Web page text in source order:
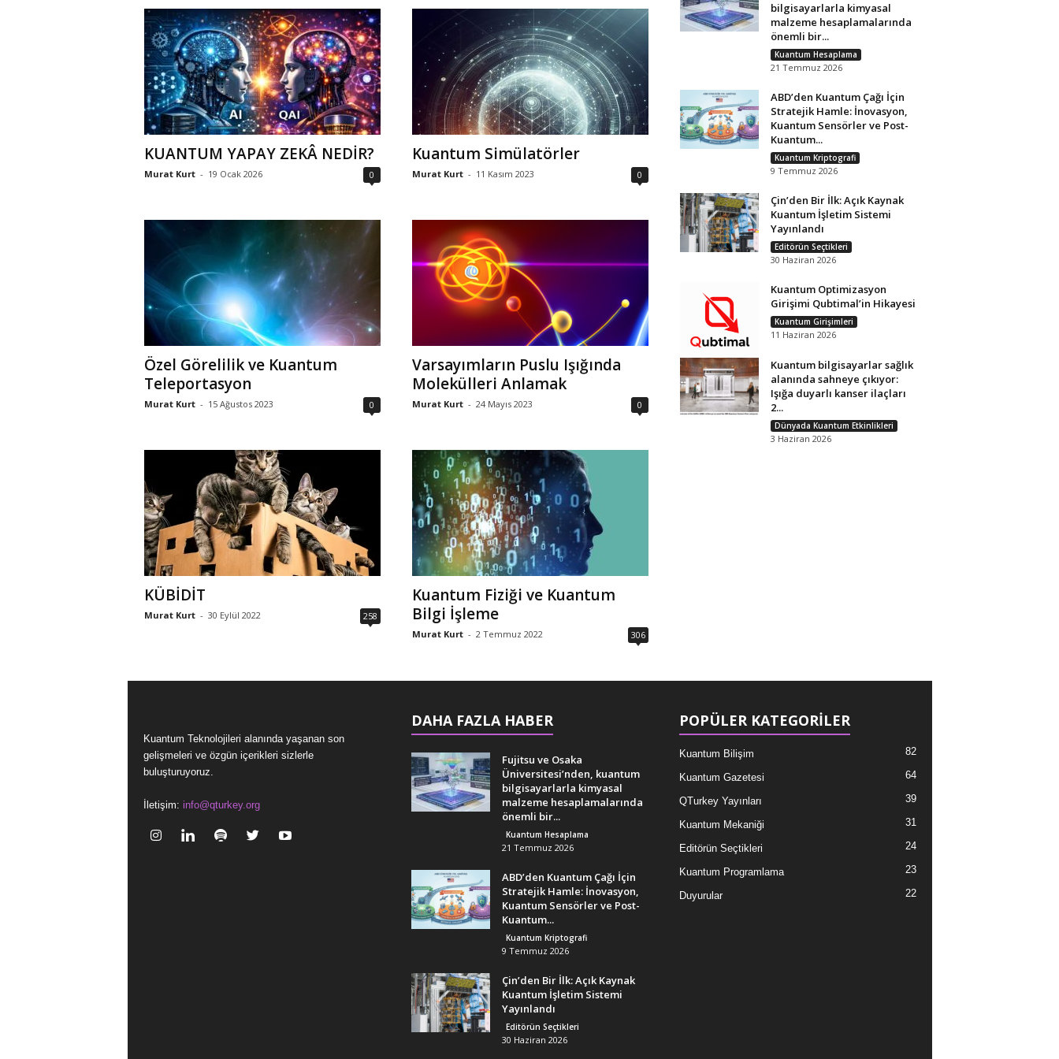
KUANTUM YAPAY ZEKÂ NEDİR?
Murat Kurt - 19 Ocak 2026 0
Kuantum Simülatörler
Murat Kurt - 11 Kasım 2023 0
Özel Görelilik ve Kuantum
Teleportasyon
Murat Kurt - 15 Ağustos 2023 0
Varsayımların Puslu Işığında
Molekülleri Anlamak
Murat Kurt - 24 Mayıs 2023 0
KÜBİDİT
Murat Kurt - 30 Eylül 2022 258
Kuantum Fiziği ve Kuantum
Bilgi İşleme
Murat Kurt - 2 Temmuz 2022 306
bilgisayarlarla kimyasal
malzeme hesaplamalarında
önemli bir...
Kuantum Hesaplama
21 Temmuz 2026
ABD’den Kuantum Çağı İçin
Stratejik Hamle: İnovasyon,
Kuantum Sensörler ve Post-
Kuantum...
Kuantum Kriptografi
9 Temmuz 2026
Çin’den Bir İlk: Açık Kaynak
Kuantum İşletim Sistemi
Yayınlandı
Editörün Seçtikleri
30 Haziran 2026
Kuantum Optimizasyon
Girişimi Qubtimal’in Hikayesi
Kuantum Girişimleri
11 Haziran 2026
Kuantum bilgisayarlar sağlık
alanında sahneye çıkıyor:
Işığa duyarlı kanser ilaçları
2...
Dünyada Kuantum Etkinlikleri
3 Haziran 2026
Kuantum Teknolojileri alanında yaşanan son
gelişmeleri ve özgün içerikleri sizlerle
buluşturuyoruz.
İletişim: info@qturkey.org
DAHA FAZLA HABER
Fujitsu ve Osaka
Üniversitesi’nden, kuantum
bilgisayarlarla kimyasal
malzeme hesaplamalarında
önemli bir...
Kuantum Hesaplama
21 Temmuz 2026
ABD’den Kuantum Çağı İçin
Stratejik Hamle: İnovasyon,
Kuantum Sensörler ve Post-
Kuantum...
Kuantum Kriptografi
9 Temmuz 2026
Çin’den Bir İlk: Açık Kaynak
Kuantum İşletim Sistemi
Yayınlandı
Editörün Seçtikleri
30 Haziran 2026
POPÜLER KATEGORİLER
Kuantum Bilişim 82
Kuantum Gazetesi 64
QTurkey Yayınları 39
Kuantum Mekaniği 31
Editörün Seçtikleri 24
Kuantum Programlama 23
Duyurular 22